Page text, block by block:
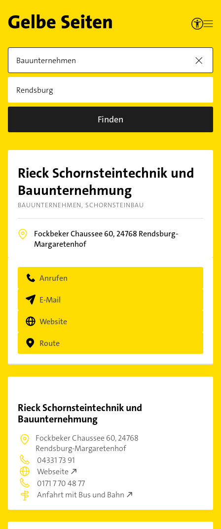
Finden
Rieck Schornsteintechnik und
Bauunternehmung
BAUUNTERNEHMEN SCHORNSTEINBAU
Fockbeker Chaussee 60, 24768 Rendsburg-
Margaretenhof
Anrufen
E-Mail
Website
Route
Rieck Schornsteintechnik und
Bauunternehmung
Fockbeker Chaussee 60,24768
Rendsburg-Margaretenhof
04331 73 91
Webseite
0171 7 70 48 77
Anfahrt mit Bus und Bahn